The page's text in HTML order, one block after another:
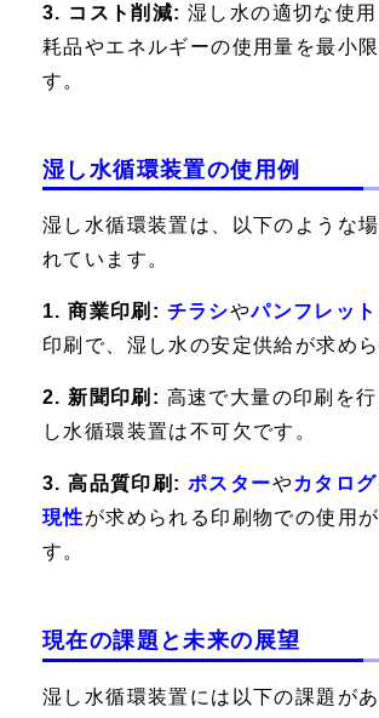
3. コスト削減: 湿し水の適切な使
耗品やエネルギーの使用量を最小
す。
湿し水循環装置の使用例
湿し水循環装置は、以下のような
れています。
1. 商業印刷: チラシやパンフレット
印刷で、湿し水の安定供給が求めら
2. 新聞印刷: 高速で大量の印刷を
し水循環装置は不可欠です。
3. 高品質印刷: ポスターやカタログ
現性が求められる印刷物での使用
す。
現在の課題と未来の展望
湿し水循環装置には以下の課題があ